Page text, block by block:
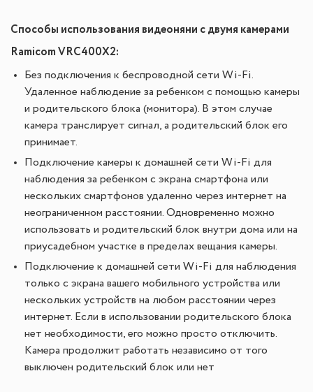
Способы использования видеоняни с двумя камерами
Ramicom VRC400X2:
Без подключения к беспроводной сети Wi-Fi.
Удаленное наблюдение за ребенком с помощью камеры
и родительского блока (монитора). В этом случае
камера транслирует сигнал, а родительский блок его
принимает.
Подключение камеры к домашней сети Wi-Fi для
наблюдения за ребенком с экрана смартфона или
нескольких смартфонов удаленно через интернет на
неограниченном расстоянии. Одновременно можно
использовать и родительский блок внутри дома или на
приусадебном участке в пределах вещания камеры.
Подключение к домашней сети Wi-Fi для наблюдения
только с экрана вашего мобильного устройства или
нескольких устройств на любом расстоянии через
интернет. Если в использовании родительского блока
нет необходимости, его можно просто отключить.
Камера продолжит работать независимо от того
выключен родительский блок или нет